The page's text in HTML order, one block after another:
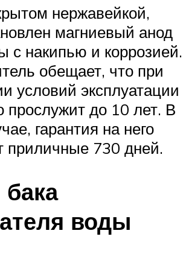
нержавейкой,
магниевый анод
с накипью и коррозией.
обещает, что при
условий эксплуатации
прослужит до 10 лет. В
гарантия на него
приличные 730 дней.
воды